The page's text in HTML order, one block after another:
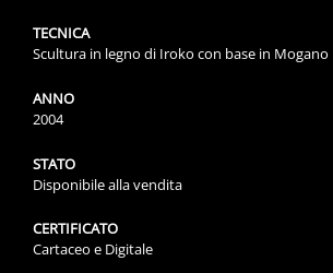
TECNICA
Scultura in legno di Iroko con base in Mogano
ANNO
2004
STATO
Disponibile alla vendita
CERTIFICATO
Cartaceo e Digitale